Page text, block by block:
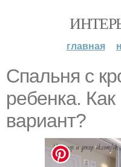
главная
Спальня с
ребенка.
вариант?